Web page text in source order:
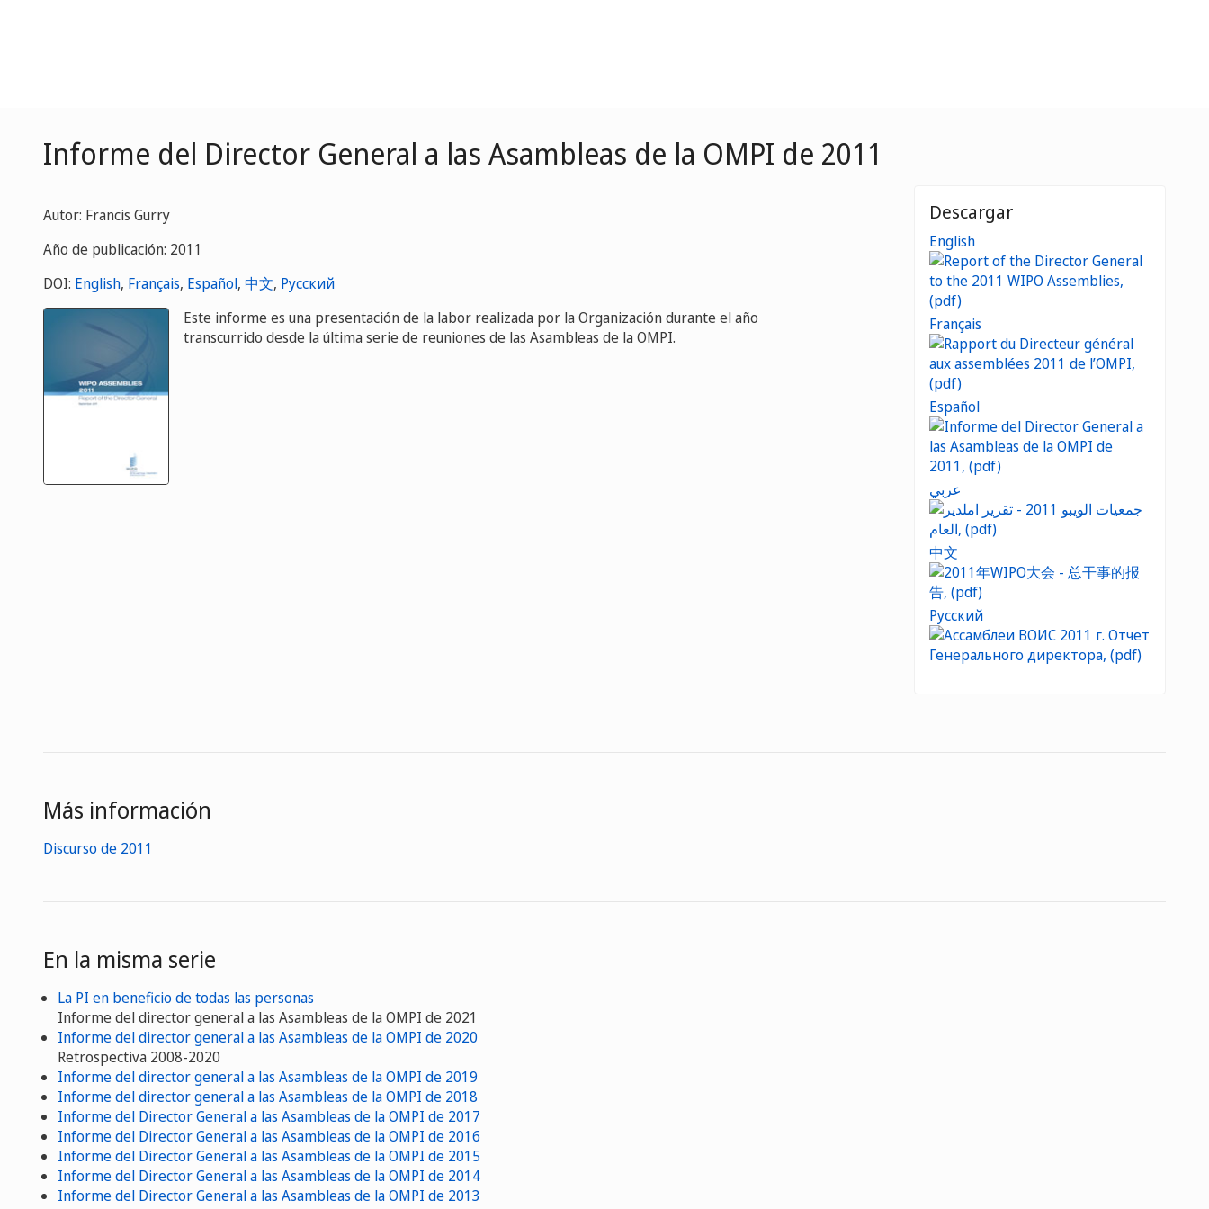
Informe del Director General a las Asambleas de la OMPI de 2011
Autor: Francis Gurry
Año de publicación: 2011
DOI: English, Français, Español, 中文, Русский
Este informe es una presentación de la labor realizada por la Organización durante el año
transcurrido desde la última serie de reuniones de las Asambleas de la OMPI.
Descargar
English
Français
Español
عربي
中文
Русский
Más información
Discurso de 2011
En la misma serie
La PI en beneficio de todas las personas
Informe del director general a las Asambleas de la OMPI de 2021
Informe del director general a las Asambleas de la OMPI de 2020
Retrospectiva 2008-2020
Informe del director general a las Asambleas de la OMPI de 2019
Informe del director general a las Asambleas de la OMPI de 2018
Informe del Director General a las Asambleas de la OMPI de 2017
Informe del Director General a las Asambleas de la OMPI de 2016
Informe del Director General a las Asambleas de la OMPI de 2015
Informe del Director General a las Asambleas de la OMPI de 2014
Informe del Director General a las Asambleas de la OMPI de 2013